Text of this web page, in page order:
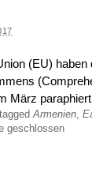
(EU)
März
Armenien,
geschlossen